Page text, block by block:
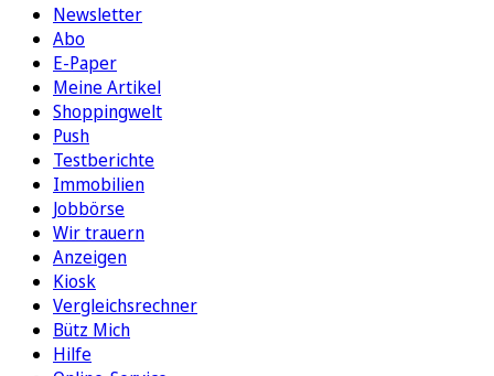
Newsletter
Abo
E-Paper
Meine Artikel
Shoppingwelt
Push
Testberichte
Immobilien
Jobbörse
Wir trauern
Anzeigen
Kiosk
Vergleichsrechner
Bütz Mich
Hilfe